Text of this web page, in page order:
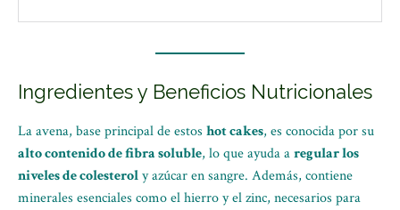
Ingredientes y Beneficios Nutricionales
La avena, base principal de estos hot cakes, es conocida por su
alto contenido de fibra soluble, lo que ayuda aregular los
niveles de colesteroly azúcar en sangre. Además, contiene
minerales esenciales como el hierro y el zinc, necesarios para